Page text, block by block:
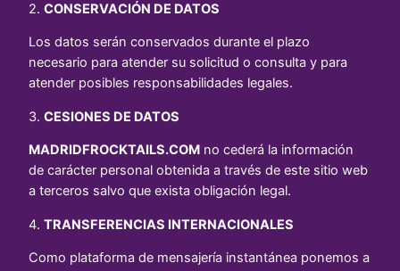
2. CONSERVACIÓN DE DATOS
Los datos serán conservados durante el plazo
necesario para atender su solicitud o consulta y para
atender posibles responsabilidades legales.
3. CESIONES DE DATOS
MADRIDFROCKTAILS.COM no cederá la información
de carácter personal obtenida a través de este sitio web
a terceros salvo que exista obligación legal.
4. TRANSFERENCIAS INTERNACIONALES
Como plataforma de mensajería instantánea ponemos a